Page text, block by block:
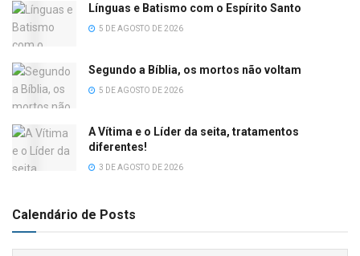
Línguas e Batismo com o Espírito Santo
5 DE AGOSTO DE 2026
Segundo a Bíblia, os mortos não voltam
5 DE AGOSTO DE 2026
A Vítima e o Líder da seita, tratamentos
diferentes!
3 DE AGOSTO DE 2026
Calendário de Posts